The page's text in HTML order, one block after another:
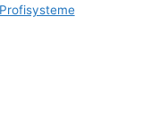
Profisysteme